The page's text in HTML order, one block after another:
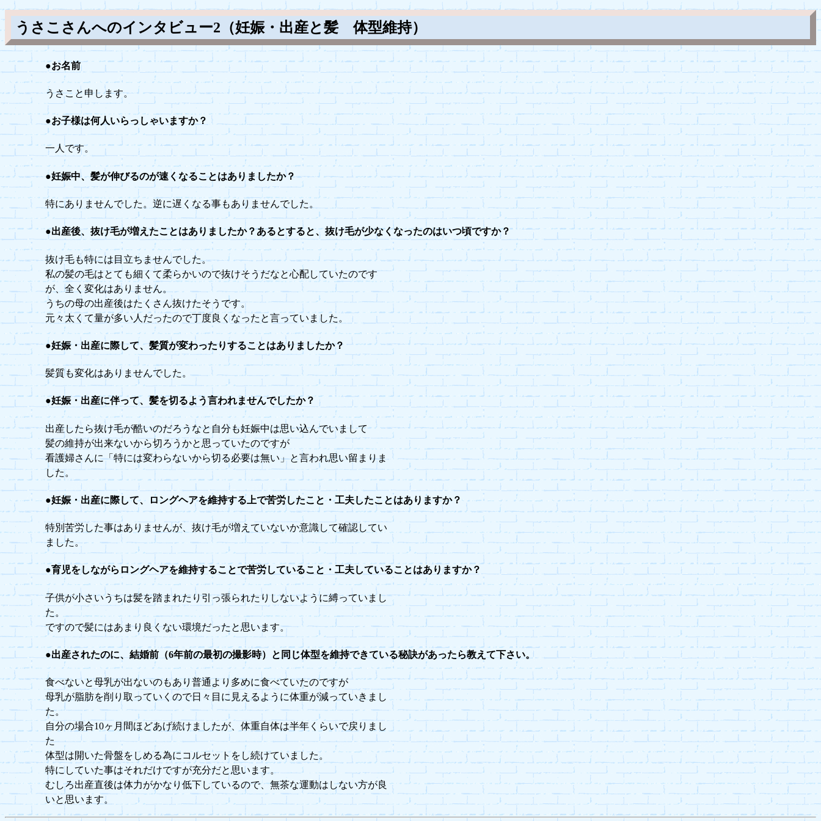
うさこさんへのインタビュー2（妊娠・出産と髪 体型維持）
●お名前
うさこと申します。
●お子様は何人いらっしゃいますか？
一人です。
●妊娠中、髪が伸びるのが速くなることはありましたか？
特にありませんでした。逆に遅くなる事もありませんでした。
●出産後、抜け毛が増えたことはありましたか？あるとすると、抜け毛が少なくなったのはいつ頃ですか？
抜け毛も特には目立ちませんでした。
私の髪の毛はとても細くて柔らかいので抜けそうだなと心配していたのです
が、全く変化はありません。
うちの母の出産後はたくさん抜けたそうです。
元々太くて量が多い人だったので丁度良くなったと言っていました。
●妊娠・出産に際して、髪質が変わったりすることはありましたか？
髪質も変化はありませんでした。
●妊娠・出産に伴って、髪を切るよう言われませんでしたか？
出産したら抜け毛が酷いのだろうなと自分も妊娠中は思い込んでいまして
髪の維持が出来ないから切ろうかと思っていたのですが
看護婦さんに「特には変わらないから切る必要は無い」と言われ思い留まりま
した。
●妊娠・出産に際して、ロングヘアを維持する上で苦労したこと・工夫したことはありますか？
特別苦労した事はありませんが、抜け毛が増えていないか意識して確認してい
ました。
●育児をしながらロングヘアを維持することで苦労していること・工夫していることはありますか？
子供が小さいうちは髪を踏まれたり引っ張られたりしないように縛っていまし
た。
ですので髪にはあまり良くない環境だったと思います。
●出産されたのに、結婚前（6年前の最初の撮影時）と同じ体型を維持できている秘訣があったら教えて下さい。
食べないと母乳が出ないのもあり普通より多めに食べていたのですが
母乳が脂肪を削り取っていくので日々目に見えるように体重が減っていきまし
た。
自分の場合10ヶ月間ほどあげ続けましたが、体重自体は半年くらいで戻りまし
た
体型は開いた骨盤をしめる為にコルセットをし続けていました。
特にしていた事はそれだけですが充分だと思います。
むしろ出産直後は体力がかなり低下しているので、無茶な運動はしない方が良
いと思います。